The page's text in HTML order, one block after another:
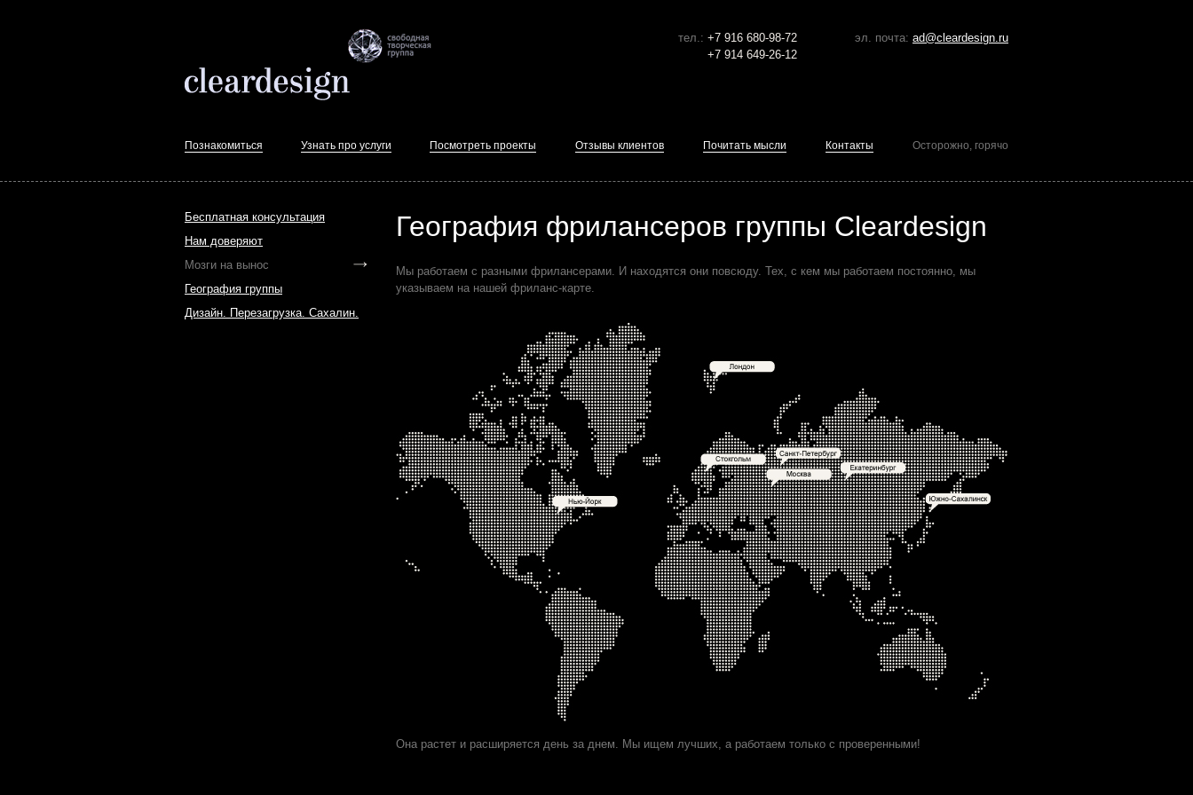
эл. почта: ad@cleardesign.ru
тел.: +7 916 680-98-72
+7 914 649-26-12
Познакомиться Узнать про услуги Посмотреть проекты Отзывы клиентов Почитать мысли Контакты Осторожно, горячо
Бесплатная консультация
Нам доверяют
Мозги на вынос
География группы
Дизайн. Перезагрузка. Сахалин.
География фрилансеров группы Cleardesign
Мы работаем с разными фрилансерами. И находятся они повсюду. Тех, с кем мы работаем постоянно, мы
указываем на нашей фриланс-карте.
Она растет и расширяется день за днем. Мы ищем лучших, а работаем только с проверенными!